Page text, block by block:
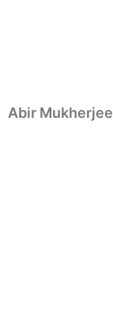
Abir Mukherjee